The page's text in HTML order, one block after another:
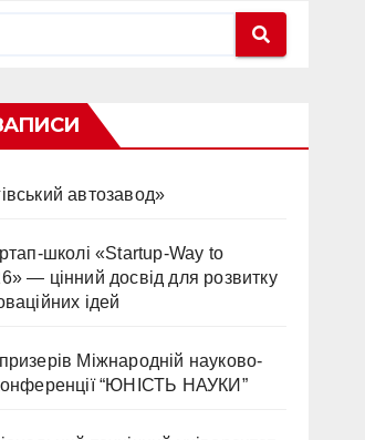
автозавод»
школі «Startup-Way to
— цінний досвід для розвитку
ідей
Міжнародній науково-
“ЮНІСТЬ НАУКИ”